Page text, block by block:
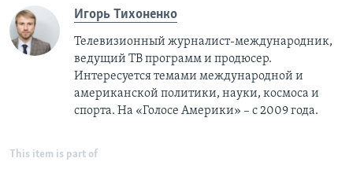
Игорь Тихоненко
Телевизионный журналист-международник,
ведущий ТВ программ и продюсер.
Интересуется темами международной и
американской политики, науки, космоса и
спорта. На «Голосе Америки» – с 2009 года.
This item is part of